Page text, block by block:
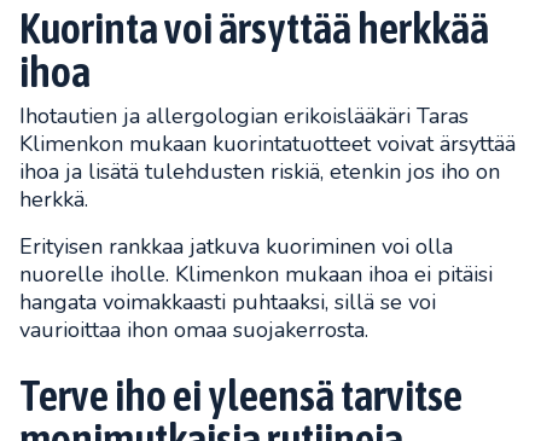
Kuorinta voi ärsyttää herkkää
ihoa
Ihotautien ja allergologian erikoislääkäri Taras
Klimenkon mukaan kuorintatuotteet voivat ärsyttää
ihoa ja lisätä tulehdusten riskiä, etenkin jos iho on
herkkä.
Erityisen rankkaa jatkuva kuoriminen voi olla
nuorelle iholle. Klimenkon mukaan ihoa ei pitäisi
hangata voimakkaasti puhtaaksi, sillä se voi
vaurioittaa ihon omaa suojakerrosta.
Terve iho ei yleensä tarvitse